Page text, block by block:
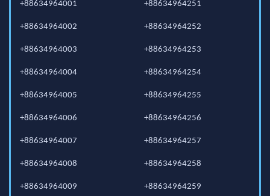
+88634964001
+88634964002
+88634964003
+88634964004
+88634964005
+88634964006
+88634964007
+88634964008
+88634964009
+88634964251
+88634964252
+88634964253
+88634964254
+88634964255
+88634964256
+88634964257
+88634964258
+88634964259